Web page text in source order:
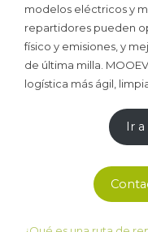
modelos eléctricos y
repartidores pueden
físico y emisiones, y
de última milla.
logística más ágil,
Ir